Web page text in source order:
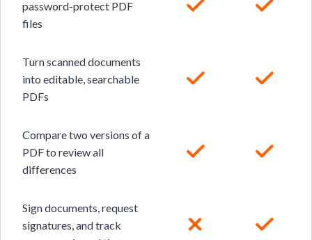
password-protect PDF
files
Turn scanned documents
into editable, searchable
PDFs
Compare two versions of a
PDF to review all
differences
Sign documents, request
signatures, and track